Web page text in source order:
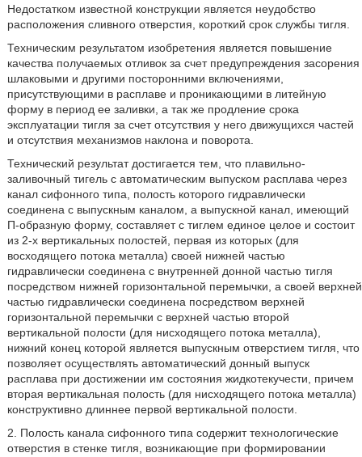
Недостатком известной конструкции является неудобство
расположения сливного отверстия, короткий срок службы тигля.
Техническим результатом изобретения является повышение
качества получаемых отливок за счет предупреждения засорения
шлаковыми и другими посторонними включениями,
присутствующими в расплаве и проникающими в литейную
форму в период ее заливки, а так же продление срока
эксплуатации тигля за счет отсутствия у него движущихся частей
и отсутствия механизмов наклона и поворота.
Технический результат достигается тем, что плавильно-
заливочный тигель с автоматическим выпуском расплава через
канал сифонного типа, полость которого гидравлически
соединена с выпускным каналом, а выпускной канал, имеющий
П-образную форму, составляет с тиглем единое целое и состоит
из 2-х вертикальных полостей, первая из которых (для
восходящего потока металла) своей нижней частью
гидравлически соединена с внутренней донной частью тигля
посредством нижней горизонтальной перемычки, а своей верхней
частью гидравлически соединена посредством верхней
горизонтальной перемычки с верхней частью второй
вертикальной полости (для нисходящего потока металла),
нижний конец которой является выпускным отверстием тигля, что
позволяет осуществлять автоматический донный выпуск
расплава при достижении им состояния жидкотекучести, причем
вторая вертикальная полость (для нисходящего потока металла)
конструктивно длиннее первой вертикальной полости.
2. Полость канала сифонного типа содержит технологические
отверстия в стенке тигля, возникающие при формировании